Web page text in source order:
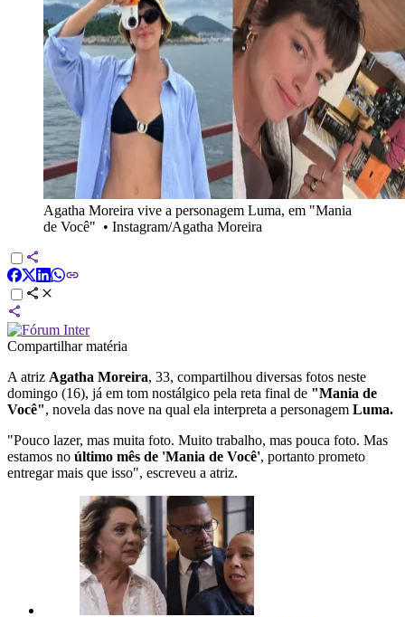
Agatha Moreira vive a personagem Luma, em "Mania
de Você" • Instagram/Agatha Moreira
Compartilhar matéria
A atriz Agatha Moreira, 33, compartilhou diversas fotos neste
domingo (16), já em tom nostálgico pela reta final de "Mania de
Você", novela das nove na qual ela interpreta a personagem Luma.
"Pouco lazer, mas muita foto. Muito trabalho, mas pouca foto. Mas
estamos no último mês de 'Mania de Você', portanto prometo
entregar mais que isso", escreveu a atriz.